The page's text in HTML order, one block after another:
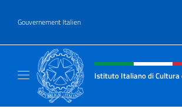
Gouvernement Italien
Site Web, social et
Istituto Italiano di Cultura